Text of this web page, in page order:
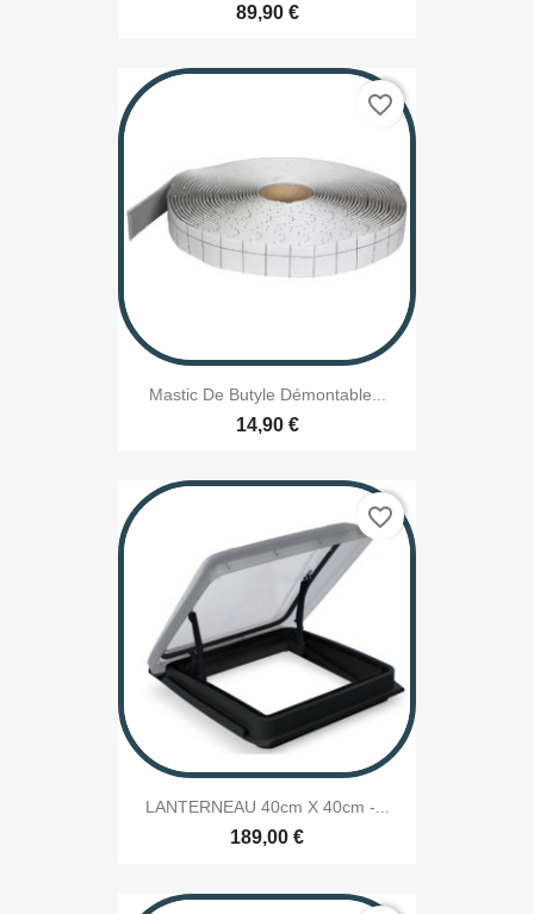
89,90 €
Mastic De Butyle Démontable...
14,90 €
favorite_border
LANTERNEAU 40cm X 40cm -...
189,00 €
favorite_border